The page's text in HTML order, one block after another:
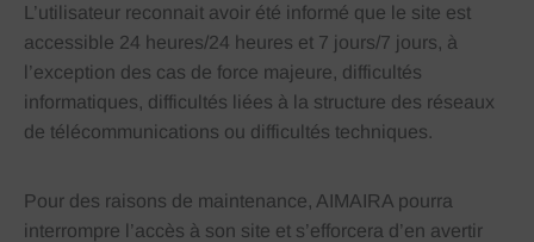
L’utilisateur reconnait avoir été informé que le site est
accessible 24 heures/24 heures et 7 jours/7 jours, à
l’exception des cas de force majeure, difficultés
informatiques, difficultés liées à la structure des réseaux
de télécommunications ou difficultés techniques.
Pour des raisons de maintenance, AIMAIRA pourra
interrompre l’accès à son site et s’efforcera d’en avertir